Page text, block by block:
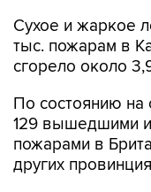
Сухое и жаркое
тыс. пожарам в
сгорело около
По состоянию на
129 вышедшими
пожарами в
других